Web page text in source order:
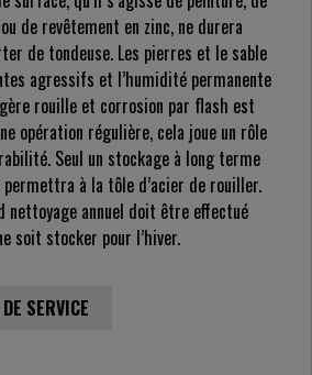
de revêtement en zinc, ne durera
de tondeuse. Les pierres et le sable
agressifs et l’humidité permanente
rouille et corrosion par flash est
opération régulière, cela joue un rôle
Seul un stockage à long terme
à la tôle d’acier de rouiller.
nettoyage annuel doit être effectué
soit stocker pour l’hiver.
SERVICE